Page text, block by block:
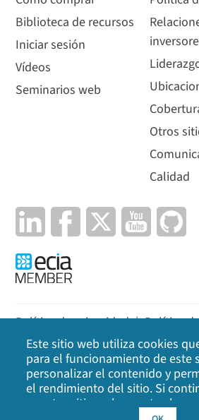
Biblioteca de recursos
Iniciar sesión
Vídeos
Seminarios web
Otros
Calidad
Política de privacidad | Política
Aviso legal | Mapa del sitio
©2026Digi International Inc.
reservados.
Este sitio web utiliza cookies
para el funcionamiento de este
personalizar el contenido y
el rendimiento del sitio. Si
nuestro sitio web, acepta el uso